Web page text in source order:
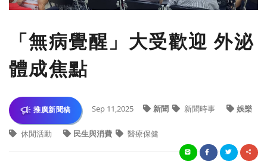
「無病覺醒」大受歡迎 外泌
體成焦點
推廣新聞稿 Sep 11,2025 新聞 新聞時事 娛樂
休閒活動 民生與消費 醫療保健